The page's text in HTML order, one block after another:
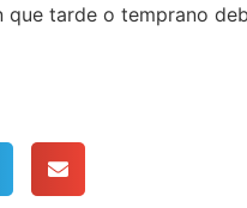
tarde o temprano